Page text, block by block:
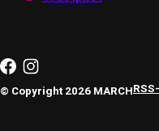
© Copyright 2026 MARCH